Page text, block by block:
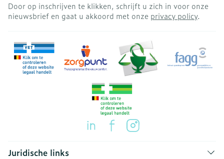
Door op inschrijven te klikken, schrijft u zich in voor onze
nieuwsbrief en gaat u akkoord met onze privacy policy.
Juridische links